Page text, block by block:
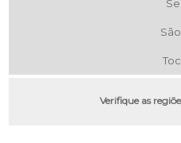
Verifique as